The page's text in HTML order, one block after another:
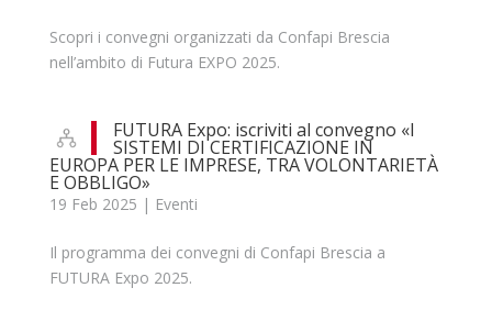
Scopri i convegni organizzati da Confapi Brescia
nell’ambito di Futura EXPO 2025.
FUTURA Expo: iscriviti al convegno «I
SISTEMI DI CERTIFICAZIONE IN
EUROPA PER LE IMPRESE, TRA VOLONTARIETÀ
E OBBLIGO»
19 Feb 2025 | Eventi
Il programma dei convegni di Confapi Brescia a
FUTURA Expo 2025.